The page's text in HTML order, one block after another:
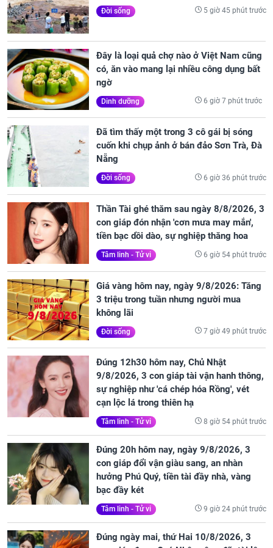
Đời sống 5 giờ 45 phút trước
Đây là loại quả chợ nào ở Việt Nam cũng
có, ăn vào mang lại nhiều công dụng bất
ngờ
Dinh dưỡng 6 giờ 7 phút trước
Đã tìm thấy một trong 3 cô gái bị sóng
cuốn khi chụp ảnh ở bán đảo Sơn Trà, Đà
Nẵng
Đời sống 6 giờ 36 phút trước
Thần Tài ghé thăm sau ngày 8/8/2026, 3
con giáp đón nhận 'cơn mưa may mắn',
tiền bạc dồi dào, sự nghiệp thăng hoa
Tâm linh - Tử vi 6 giờ 54 phút trước
Giá vàng hôm nay, ngày 9/8/2026: Tăng
3 triệu trong tuần nhưng người mua
không lãi
Đời sống 7 giờ 49 phút trước
Đúng 12h30 hôm nay, Chủ Nhật
9/8/2026, 3 con giáp tài vận hanh thông,
sự nghiệp như 'cá chép hóa Rồng', vét
cạn lộc lá trong thiên hạ
Tâm linh - Tử vi 8 giờ 54 phút trước
Đúng 20h hôm nay, ngày 9/8/2026, 3
con giáp đổi vận giàu sang, an nhàn
hưởng Phú Quý, tiền tài đầy nhà, vàng
bạc đầy két
Tâm linh - Tử vi 9 giờ 24 phút trước
Đúng ngày mai, thứ Hai 10/8/2026, 3